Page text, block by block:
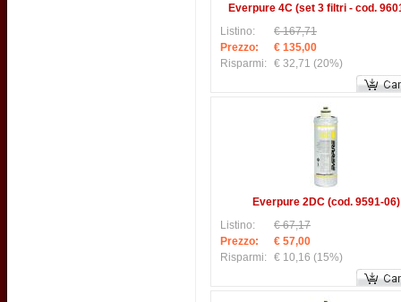
Everpure 4C (set 3 filtri - cod.
Listino:
€ 167,71
Prezzo:
€ 135,00
Risparmi: € 32,71 (20%)
Everpure 2DC (cod. 9591-06)
Listino:
€ 67,17
Prezzo:
€ 57,00
Risparmi: € 10,16 (15%)